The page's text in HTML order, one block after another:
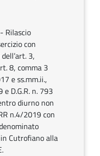
Rilascio
con
3,
8, comma 3
e ss.mm.ii.,
D.G.R. n. 793
diurno non
n.4/2019 con
Cutrofiano alla